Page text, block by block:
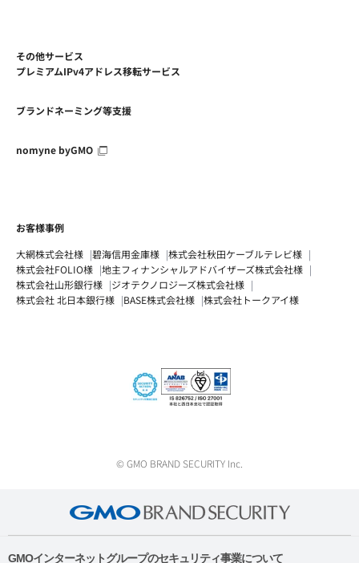
その他サービス
プレミアムIPv4アドレス移転サービス
ブランドネーミング等支援
nomyne byGMO
お客様事例
大網株式会社様
碧海信用金庫様
株式会社秋田ケーブルテレビ様
株式会社FOLIO様
地主フィナンシャルアドバイザーズ株式会社様
株式会社山形銀行様
ジオテクノロジーズ株式会社様
株式会社 北日本銀行様
BASE株式会社様 株式会社トークアイ様
© GMO BRAND SECURITY Inc.
GMOインターネットグループのセキュリティ事業について